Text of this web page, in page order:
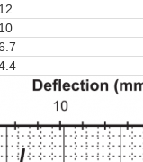
12
10